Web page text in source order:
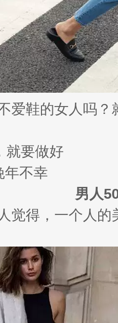
嘴里似乎住了座
糖并不陌生，